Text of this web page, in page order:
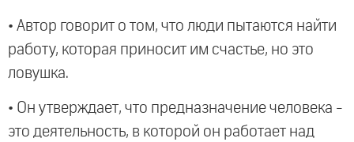
• Автор говорит о том, что люди пытаются найти
работу, которая приносит им счастье, но это
ловушка.
• Он утверждает, что предназначение человека -
это деятельность, в которой он работает над